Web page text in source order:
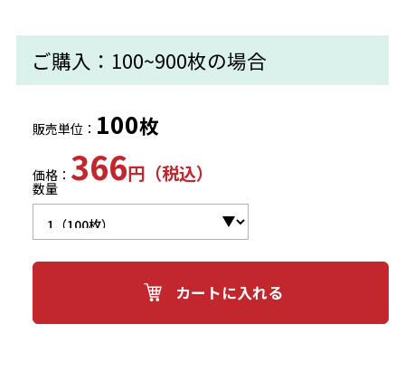
ご購入：100~900枚の場合
販売単位： 100枚
価格： 366円（税込）
数量
カートに入れる